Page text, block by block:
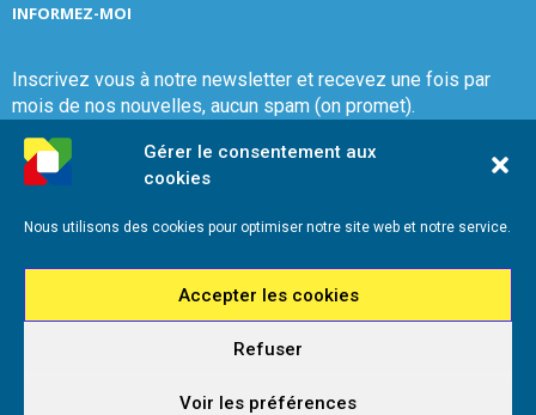
Gérer le consentement aux
cookies
Nous utilisons des cookies pour optimiser notre site web et notre service.
Accepter les cookies
Refuser
Voir les préférences
INFORMEZ-MOI
Inscrivez vous à notre newsletter et recevez une fois par
mois de nos nouvelles, aucun spam (on promet).